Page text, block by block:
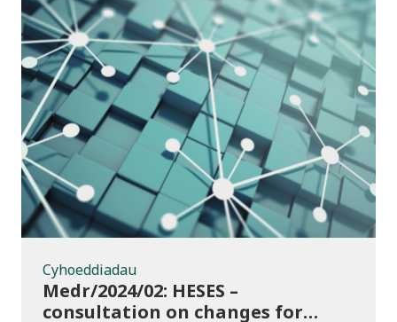
Cyhoeddiadau
Cyhoeddiadau
Medr/2024/02: HESES –
consultation on changes for